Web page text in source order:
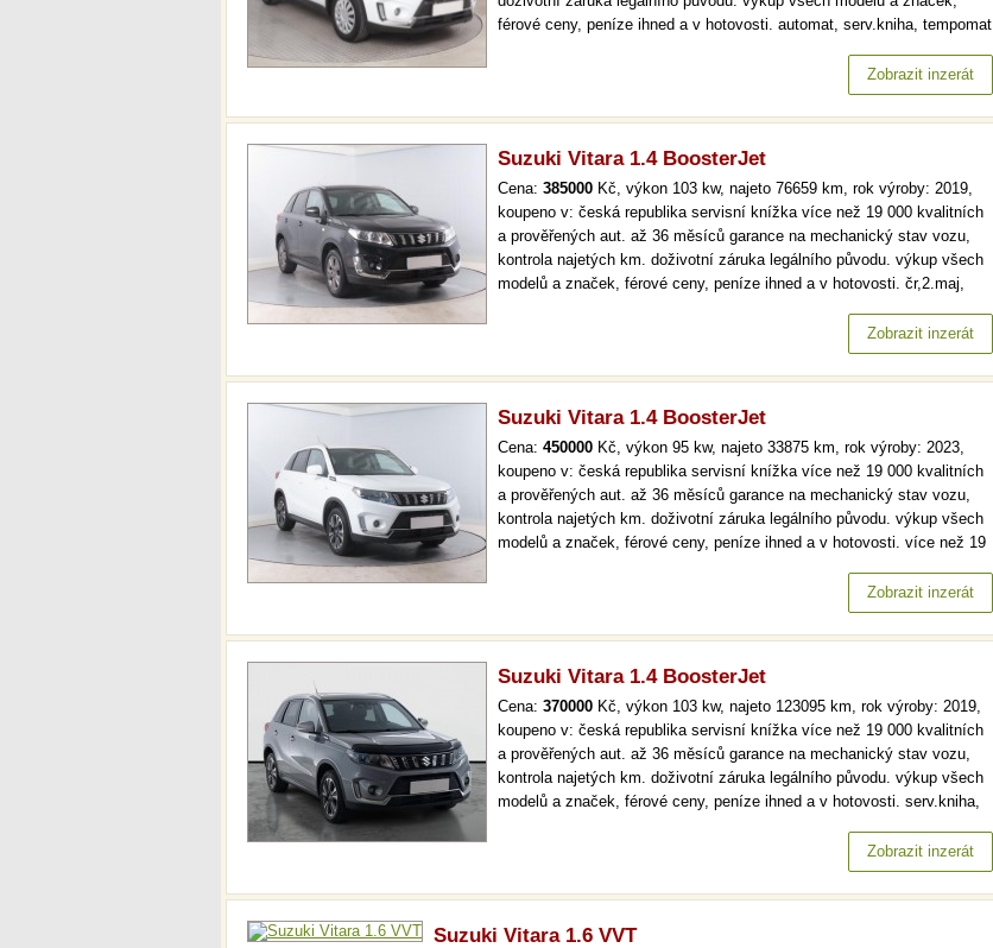
férové ceny, peníze ihned a v hotovosti. automat, serv.kniha, tempomat
mechanický stav vozu, kontrola najetých km. doživotní záruka…
Zobrazit inzerát
Suzuki Vitara 1.4 BoosterJet
Cena: 385000 Kč, výkon 103 kw, najeto 76659 km, rok výroby: 2019,
koupeno v: česká republika servisní knížka více než 19 000 kvalitních
a prověřených aut. až 36 měsíců garance na mechanický stav vozu,
kontrola najetých km. doživotní záruka legálního původu. výkup všech
modelů a značek, férové ceny, peníze ihned a v hotovosti. čr,2.maj,
36 měsíců garance na mechanický stav vozu, kontrola…Zobrazit inzerát
Suzuki Vitara 1.4 BoosterJet
Cena: 450000 Kč, výkon 95 kw, najeto 33875 km, rok výroby: 2023,
koupeno v: česká republika servisní knížka více než 19 000 kvalitních
a prověřených aut. až 36 měsíců garance na mechanický stav vozu,
kontrola najetých km. doživotní záruka legálního původu. výkup všech
modelů a značek, férové ceny, peníze ihned a v hotovosti. více než 19
mechanický stav vozu, kontrola najetých km. doživotní záruka…
Zobrazit inzerát
Suzuki Vitara 1.4 BoosterJet
Cena: 370000 Kč, výkon 103 kw, najeto 123095 km, rok výroby: 2019,
koupeno v: česká republika servisní knížka více než 19 000 kvalitních
a prověřených aut. až 36 měsíců garance na mechanický stav vozu,
kontrola najetých km. doživotní záruka legálního původu. výkup všech
modelů a značek, férové ceny, peníze ihned a v hotovosti. serv.kniha,
měsíců garance na mechanický stav vozu, kontrola najetých…
Zobrazit inzerát
Suzuki Vitara 1.6 VVT